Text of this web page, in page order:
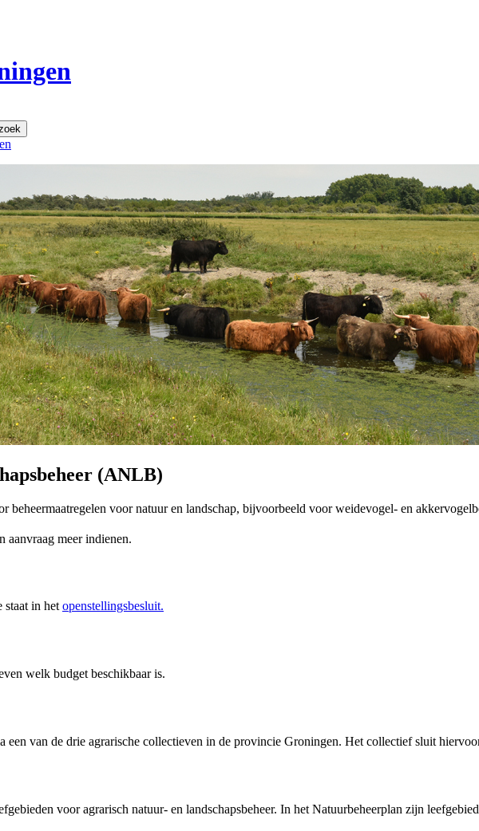
(ANLB)
beheermaatregelen voor natuur en landschap, bijvoorbeeld voor weidevogel- en
aanvraag meer indienen.
staat in hetopenstellingsbesluit.
welk budget beschikbaar is.
van de drie agrarische collectieven in de provincie Groningen. Het collectief sluit
voor agrarisch natuur- en landschapsbeheer. In het Natuurbeheerplan zijn